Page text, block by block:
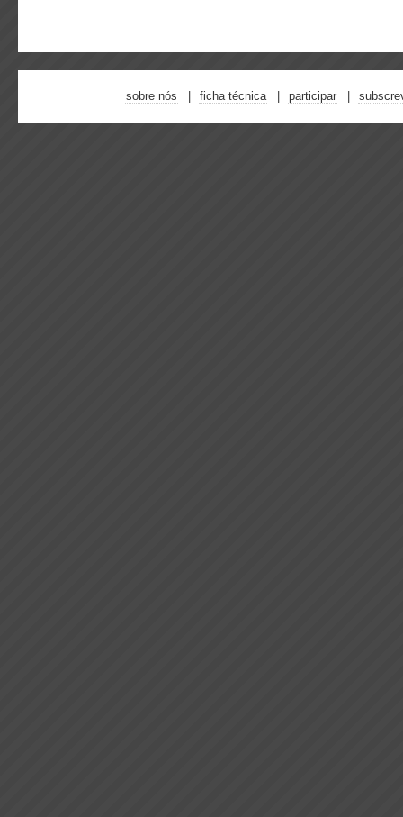
sobre nós ficha técnica participar